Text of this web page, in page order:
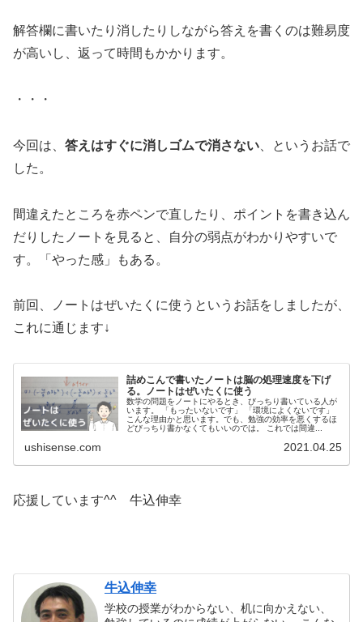
解答欄に書いたり消したりしながら答えを書くのは難易度
が高いし、返って時間もかかります。
・・・
今回は、 答えはすぐに消しゴムで消さない 、というお話で
した。
間違えたところを赤ペンで直したり、ポイントを書き込ん
だりしたノートを見ると、自分の弱点がわかりやすいで
す。「やった感」もある。
前回、ノートはぜいたくに使うというお話をしましたが、
これに通じます↓
詰めこんで書いたノートは脳の処理速度を下げ
る。ノートはぜいたくに使う
数学の問題をノートにやるとき、びっちり書いている人が
います。 「もったいないです」 「環境によくないです」
こんな理由かと思います。でも、勉強の効率を悪くするほ
どびっちり書かなくてもいいのでは。 これでは間違...
ushisense.com 2021.04.25
応援しています^^ 牛込伸幸
牛込伸幸
学校の授業がわからない、机に向かえない、